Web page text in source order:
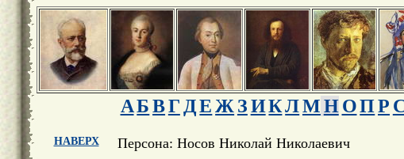
АБВГ ДЕ Ж ЗИКЛМН ОПР
НАВЕРХ Персона: Носов Николай Николаевич